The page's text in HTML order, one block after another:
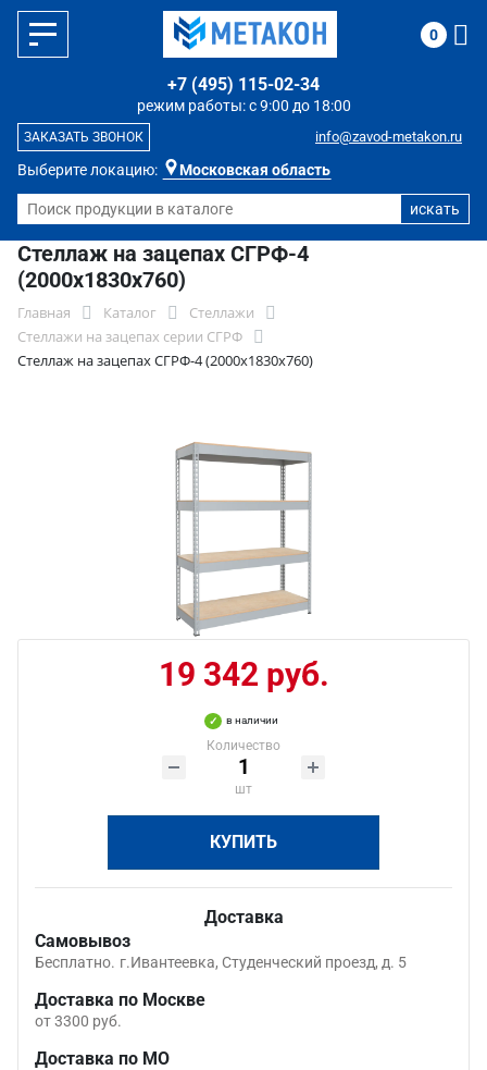
Выберите локацию: Московская область
режим работы: с 9:00 до 18:00
+7 (495) 115-02-34
info@zavod-metakon.ru
ЗАКАЗАТЬ ЗВОНОК
0
Стеллаж на зацепах СГРФ-4
(2000x1830x760)
Главная Каталог
Стеллажи
Стеллажи на зацепах серии СГРФ
Стеллаж на зацепах СГРФ-4 (2000x1830x760)
19 342 руб.
в наличии
Количество
шт
КУПИТЬ
Доставка
Самовывоз
Бесплатно. г.Ивантеевка, Студенческий проезд, д. 5
Доставка по Москве
от 3300 руб.
Доставка по МО